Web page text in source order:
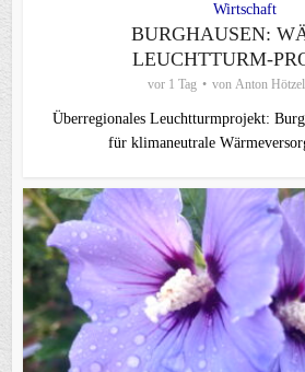
Wirtschaft
BURGHAUSEN:
LEUCHTTURM-
vor 1 Tag von Anton
Überregionales Leuchtturmprojekt:
für klimaneutrale